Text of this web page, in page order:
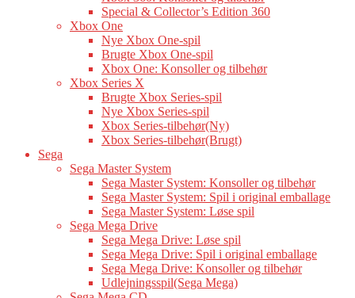
Special & Collector’s Edition 360
Xbox One
Nye Xbox One-spil
Brugte Xbox One-spil
Xbox One: Konsoller og tilbehør
Xbox Series X
Brugte Xbox Series-spil
Nye Xbox Series-spil
Xbox Series-tilbehør(Ny)
Xbox Series-tilbehør(Brugt)
Sega
Sega Master System
Sega Master System: Konsoller og tilbehør
Sega Master System: Spil i original emballage
Sega Master System: Løse spil
Sega Mega Drive
Sega Mega Drive: Løse spil
Sega Mega Drive: Spil i original emballage
Sega Mega Drive: Konsoller og tilbehør
Udlejningsspil(Sega Mega)